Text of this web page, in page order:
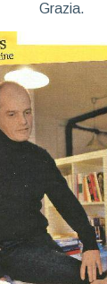
Grazia.